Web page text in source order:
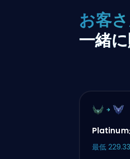
お客
一緒
Platinum
最低 229.33